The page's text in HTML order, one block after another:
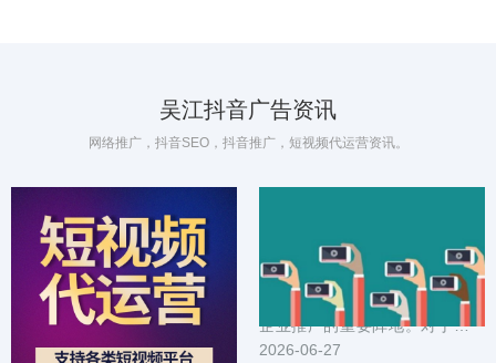
吴江抖音广告资讯
网络推广，抖音SEO，抖音推广，短视频代运营资讯。
抖音广告在吴江的成功案例：创意与落地策略揭秘
在吴江这座节奏快、审美挑剔的
城市，抖音广告如何从创意出
发、一路落地到实际转化？本文
2026-06-28
吴江企业抖音推广方案_定制化内容营销_精准触达目标用户
在数字化营销时代，抖音已成为
企业推广的重要阵地。对于吴江
企业而言，如何利用抖音平台实
2026-06-27